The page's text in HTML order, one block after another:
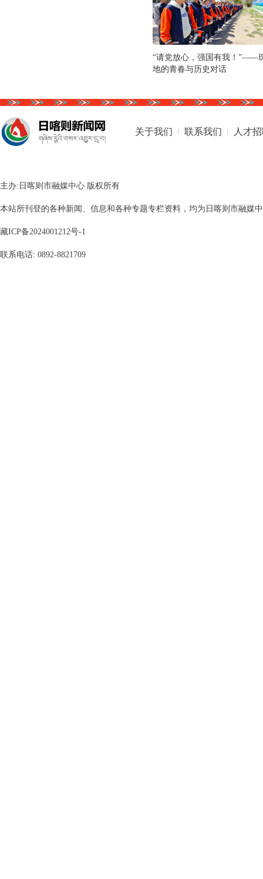
“请党放心，强国有我！”——
地的青春与历史对话
关于我们 联系我们 人才
主办:日喀则市融媒中心 版权所有
本站所刊登的各种新闻、信息和各种专题专栏资料，均为日喀则市融媒
藏ICP备2024001212号-1
联系电话: 0892-8821709